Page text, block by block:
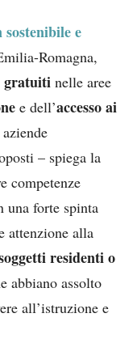
e
Romagna,
gratuiti nelle aree
e dell’accesso ai
– spiega la
competenze
una forte spinta
attenzione alla
residenti o
abbiano assolto
all’istruzione e